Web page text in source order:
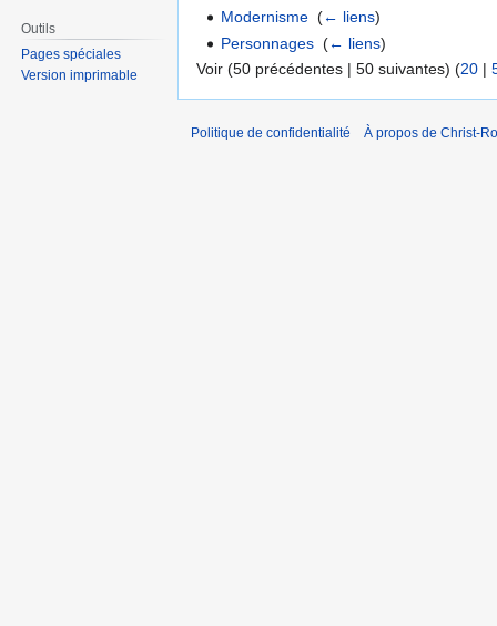
Modernisme ‎(← liens)
Personnages ‎(← liens)
Voir (50 précédentes | 50 suivantes) (20 |
Outils
Pages spéciales
Version imprimable
Politique de confidentialité À propos de Christ-